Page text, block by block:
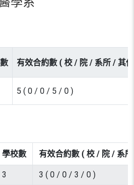
有效合約數 ( 校 / 院 / 系所 / 其
5 ( 0 / 0 / 5 / 0 )
學校數 有效合約數 ( 校 / 院 / 系
3 3 ( 0 / 0 / 3 / 0 )